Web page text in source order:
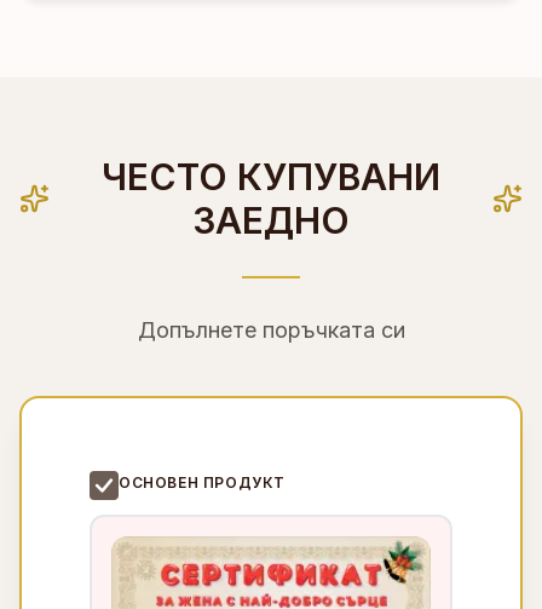
ЧЕСТО КУПУВАНИ
ЗАЕДНО
Допълнете поръчката си
ОСНОВЕН ПРОДУКТ